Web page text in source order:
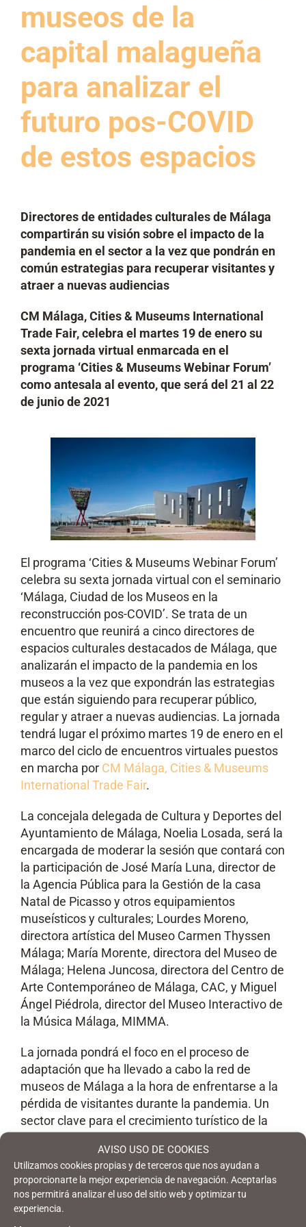
AVISO USO DE COOKIES
Utilizamos cookies propias y de terceros que nos ayudan a
proporcionarte la mejor experiencia de navegación. Aceptarlas
nos permitirá analizar el uso del sitio web y optimizar tu
experiencia.
museos de la
capital malagueña
para analizar el
futuro pos-COVID
de estos espacios
Directores de entidades culturales de Málaga
compartirán su visión sobre el impacto de la
pandemia en el sector a la vez que pondrán en
común estrategias para recuperar visitantes y
atraer a nuevas audiencias
CM Málaga, Cities & Museums International
Trade Fair, celebra el martes 19 de enero su
sexta jornada virtual enmarcada en el
programa ‘Cities & Museums Webinar Forum’
como antesala al evento, que será del 21 al 22
de junio de 2021
El programa ‘Cities & Museums Webinar Forum’
celebra su sexta jornada virtual con el seminario
‘Málaga, Ciudad de los Museos en la
reconstrucción pos-COVID’. Se trata de un
encuentro que reunirá a cinco directores de
espacios culturales destacados de Málaga, que
analizarán el impacto de la pandemia en los
museos a la vez que expondrán las estrategias
que están siguiendo para recuperar público,
regular y atraer a nuevas audiencias. La jornada
tendrá lugar el próximo martes 19 de enero en el
marco del ciclo de encuentros virtuales puestos
en marcha por CM Málaga, Cities & Museums
International Trade Fair.
La concejala delegada de Cultura y Deportes del
Ayuntamiento de Málaga, Noelia Losada, será la
encargada de moderar la sesión que contará con
la participación de José María Luna, director de
la Agencia Pública para la Gestión de la casa
Natal de Picasso y otros equipamientos
museísticos y culturales; Lourdes Moreno,
directora artística del Museo Carmen Thyssen
Málaga; María Morente, directora del Museo de
Málaga; Helena Juncosa, directora del Centro de
Arte Contemporáneo de Málaga, CAC, y Miguel
Ángel Piédrola, director del Museo Interactivo de
la Música Málaga, MIMMA.
La jornada pondrá el foco en el proceso de
adaptación que ha llevado a cabo la red de
museos de Málaga a la hora de enfrentarse a la
pérdida de visitantes durante la pandemia. Un
sector clave para el crecimiento turístico de la
centrar sus esfuerzos en trabajar para el público
local. Así, el seminario incidirá de forma especial
en iniciativas que se han llevado a cabo desde el
ámbito digital con el objetivo de recuperar
audiencias en los espacios culturales de la